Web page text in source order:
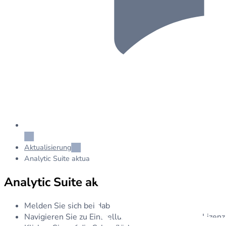
Aktualisierung
Analytic Suite aktualisieren
Analytic Suite aktualisieren
Melden Sie sich bei dab Nexus an
Navigieren Sie zu Einstellungen > Anwendung > Lizenz